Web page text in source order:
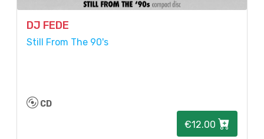
DJ FEDE
Still From The 90's
CD
€12.00